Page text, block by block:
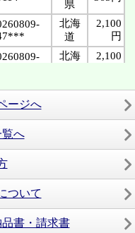
ージへ
へ
ついて
書・請求書